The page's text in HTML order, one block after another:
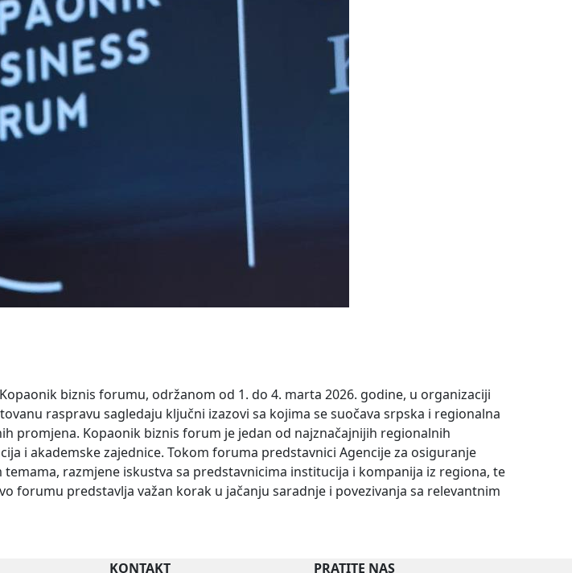
biznis forumu, održanom od 1. do 4. marta 2026. godine, u organizaciji
raspravu sagledaju ključni izazovi sa kojima se suočava srpska i regionalna
promjena. Kopaonik biznis forum je jedan od najznačajnijih regionalnih
i akademske zajednice. Tokom foruma predstavnici Agencije za osiguranje
razmjene iskustva sa predstavnicima institucija i kompanija iz regiona, te
forumu predstavlja važan korak u jačanju saradnje i povezivanja sa relevantnim
KONTAKT PRATITE NAS